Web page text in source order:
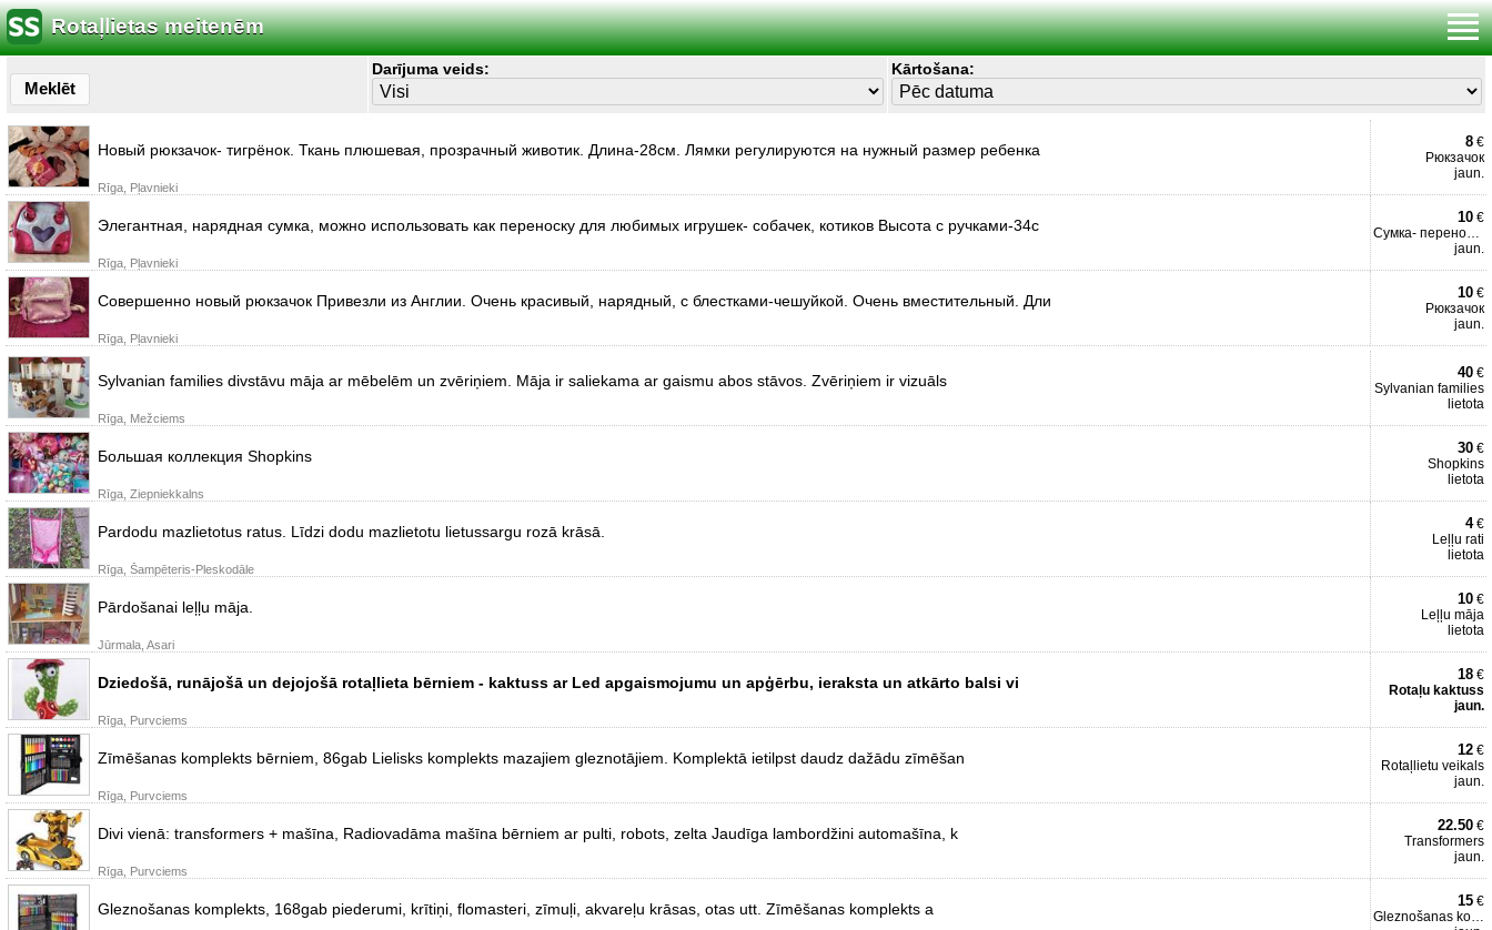
Rotaļlietas meitenēm
Meklēt
Darījuma veids: Kārtošana:
Новый рюкзачок- тигрёнок. Ткань плюшевая, прозрачный животик. Длина-28см. Лямки регулируются на нужный размер ребенка
Rīga, Pļavnieki
8 €
Рюкзачок
jaun.
Элегантная, нарядная сумка, можно использовать как переноску для любимых игрушек- собачек, котиков Высота с ручками-34с
Rīga, Pļavnieki
10 €
Сумка- переноска
jaun.
Совершенно новый рюкзачок Привезли из Англии. Очень красивый, нарядный, с блестками-чешуйкой. Очень вместительный. Дли
Rīga, Pļavnieki
10 €
Рюкзачок
jaun.
Sylvanian families divstāvu māja ar mēbelēm un zvēriņiem. Māja ir saliekama ar gaismu abos stāvos. Zvēriņiem ir vizuāls
Rīga, Mežciems
40 €
Sylvanian families
lietota
Большая коллекция Shopkins
Rīga, Ziepniekkalns
30 €
Shopkins
lietota
Pardodu mazlietotus ratus. Līdzi dodu mazlietotu lietussargu rozā krāsā.
Rīga, Šampēteris-Pleskodāle
4€
Leļļu rati
lietota
Pārdošanai leļļu māja.
Jūrmala, Asari
10 €
Leļļu māja
lietota
Dziedošā, runājošā un dejojošā rotaļlieta bērniem - kaktuss ar Led apgaismojumu un apģērbu, ieraksta un atkārto balsi vi
Rīga, Purvciems
18 €
Rotaļu kaktuss
jaun.
Zīmēšanas komplekts bērniem, 86gab Lielisks komplekts mazajiem gleznotājiem. Komplektā ietilpst daudz dažādu zīmēšan
Rīga, Purvciems
12 €
Rotaļlietu veikals
jaun.
Divi vienā: transformers + mašīna, Radiovadāma mašīna bērniem ar pulti, robots, zelta Jaudīga lambordžini automašīna, k
Rīga, Purvciems
22.50 €
Transformers
jaun.
Gleznošanas komplekts, 168gab piederumi, krītiņi, flomasteri, zīmuļi, akvareļu krāsas, otas utt. Zīmēšanas komplekts a 15 €
Gleznošanas komplekts